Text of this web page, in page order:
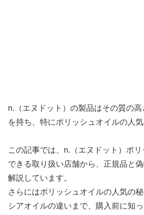
n.（エヌドット）の製品はその質の
を持ち、特にポリッシュオイルの人気
この記事では、n.（エヌドット）ポ
できる取り扱い店舗から、正規品と
解説しています。
さらにはポリッシュオイルの人気の
シアオイルの違いまで、購入前に知